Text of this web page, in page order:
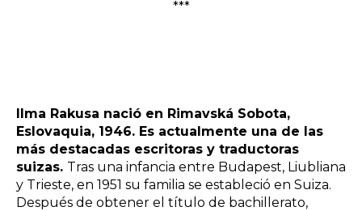
***
Ilma Rakusa nació en Rimavská Sobota,
Eslovaquia, 1946. Es actualmente una de las
más destacadas escritoras y traductoras
suizas. Tras una infancia entre Budapest, Liubliana
y Trieste, en 1951 su familia se estableció en Suiza.
Después de obtener el título de bachillerato,